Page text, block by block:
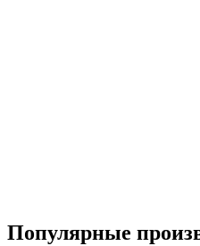
Популярные